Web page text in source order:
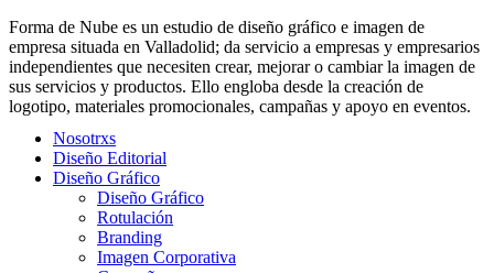
Forma de Nube es un estudio de diseño gráfico e imagen de
empresa situada en Valladolid; da servicio a empresas y empresarios
independientes que necesiten crear, mejorar o cambiar la imagen de
sus servicios y productos. Ello engloba desde la creación de
logotipo, materiales promocionales, campañas y apoyo en eventos.
Nosotrxs
Diseño Editorial
Diseño Gráfico
Diseño Gráfico
Rotulación
Branding
Imagen Corporativa